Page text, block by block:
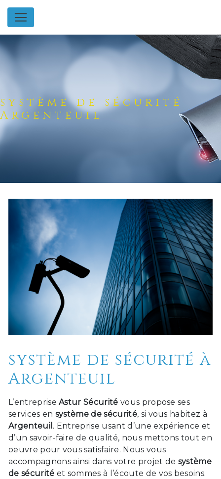
Panneau de gestion des cookies
système de sécurité
Argenteuil
système de sécurité à
Argenteuil
L’entrepriseAstur Sécurité vous propose ses
services en système de sécurité, si vous habitez à
Argenteuil . Entreprise usant d’une expérience et
d’un savoir-faire de qualité, nous mettons tout en
oeuvre pour vous satisfaire. Nous vous
accompagnons ainsi dans votre projet de système
de sécurité et sommes à l’écoute de vos besoins.